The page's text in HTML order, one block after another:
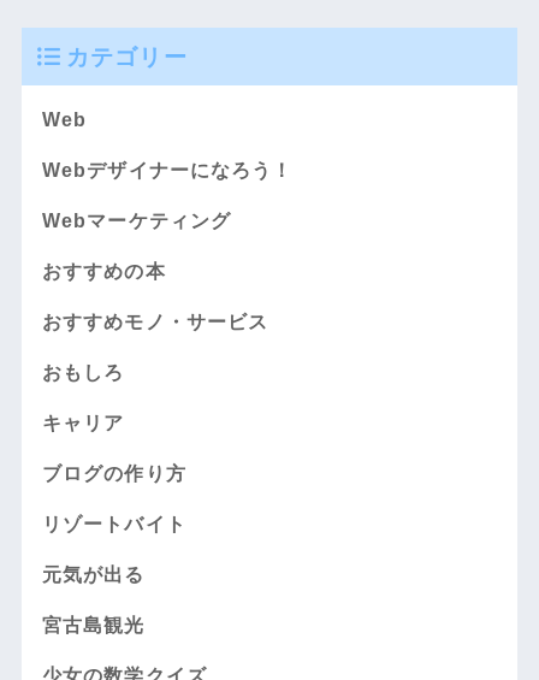
カテゴリー
Web
Webデザイナーになろう！
Webマーケティング
おすすめの本
おすすめモノ・サービス
おもしろ
キャリア
ブログの作り方
リゾートバイト
元気が出る
宮古島観光
少女の数学クイズ